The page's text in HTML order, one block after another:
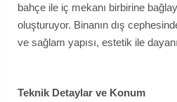
bahçe ile iç mekanı birbirine
oluşturuyor. Binanın dış
ve sağlam yapısı, estetik ile
Teknik Detaylar ve Konum